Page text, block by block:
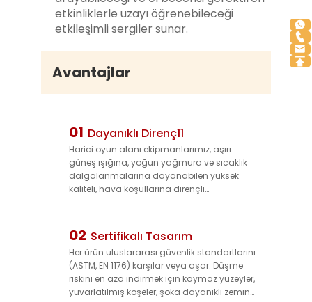
etkinliklerle uzayı öğrenebileceği
etkileşimli sergiler sunar.
Avantajlar
01 Dayanıklı Direnç11
Harici oyun alanı ekipmanlarımız, aşırı
güneş ışığına, yoğun yağmura ve sıcaklık
dalgalanmalarına dayanabilen yüksek
kaliteli, hava koşullarına dirençli
Yapısal bütünlüğünü ve canlı renklerini
yıllarca korur, değiştirme maliyetlerini azaltır
ve uzun vadeli kullanım imkanı sağlar.
02 Sertifikalı Tasarım
Her ürün uluslararası güvenlik standartlarını
(ASTM, EN 1176) karşılar veya aşar. Düşme
riskini en aza indirmek için kaymaz yüzeyler,
yuvarlatılmış köşeler, şoka dayanıklı zemin